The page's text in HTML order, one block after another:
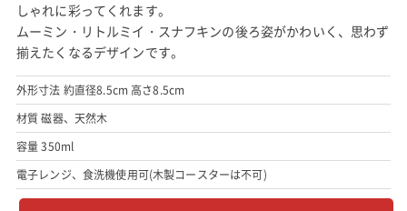
しゃれに彩ってくれます。
ムーミン・リトルミイ・スナフキンの後ろ姿がかわいく、思わず
揃えたくなるデザインです。
外形寸法 約直径8.5cm 高さ8.5cm
材質 磁器、天然木
容量 350ml
電子レンジ、食洗機使用可(木製コースターは不可)